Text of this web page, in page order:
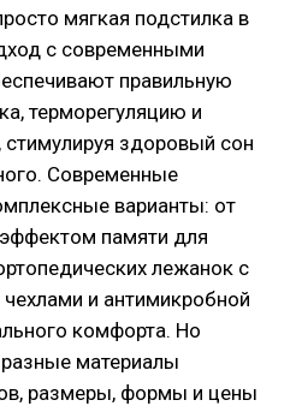
мягкая подстилка в
с современными
правильную
терморегуляцию и
здоровый сон
Современные
варианты: от
памяти для
лежанок с
и антимикробной
комфорта. Но
материалы
размеры, формы и цены